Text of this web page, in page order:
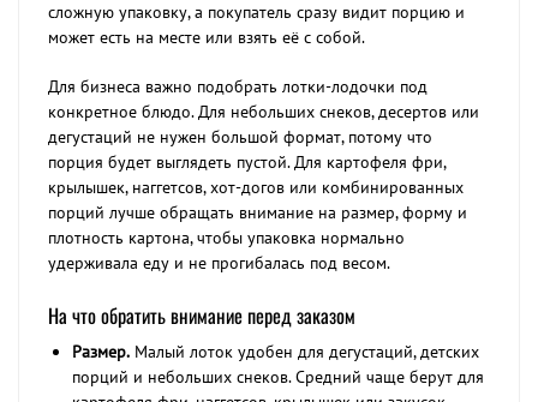
сложную упаковку, а покупатель сразу видит порцию и
может есть на месте или взять её с собой.
Для бизнеса важно подобрать лотки-лодочки под
конкретное блюдо. Для небольших снеков, десертов или
дегустаций не нужен большой формат, потому что
порция будет выглядеть пустой. Для картофеля фри,
крылышек, наггетсов, хот-догов или комбинированных
порций лучше обращать внимание на размер, форму и
плотность картона, чтобы упаковка нормально
удерживала еду и не прогибалась под весом.
На что обратить внимание перед заказом
Размер. Малый лоток удобен для дегустаций, детских
порций и небольших снеков. Средний чаще берут для